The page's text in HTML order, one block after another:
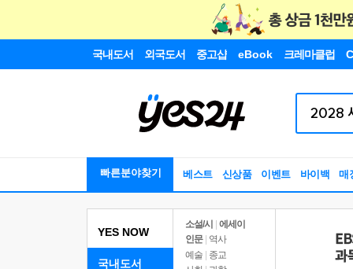
국내도서 외국도서 중고샵 eBook 크레마클럽
빠른분야찾기 베스트 신상품 이벤트 바이백 매
YES NOW
국내도서
소설/시
에세이
인문
역사
예술 | 종교